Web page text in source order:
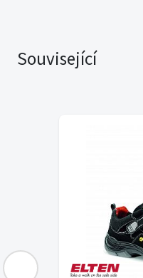
Související